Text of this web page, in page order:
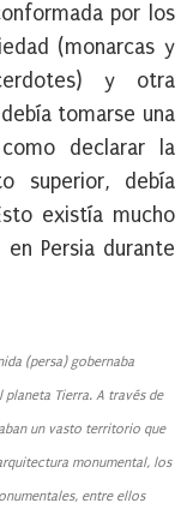
por los
(monarcas y
y otra
tomarse una
declarar la
superior, debía
existía mucho
Persia durante
(persa) gobernaba
planeta Tierra. A través de
un vasto territorio que
monumental, los
entre ellos